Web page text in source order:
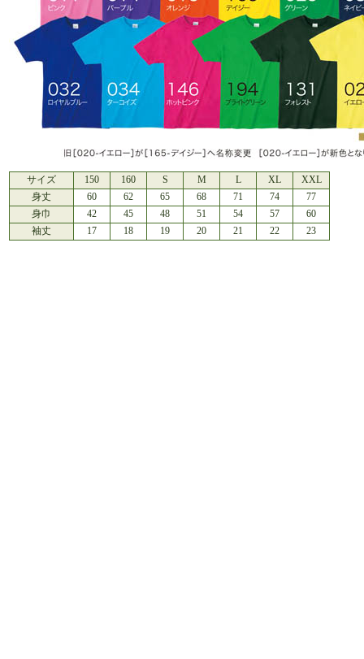
サイズ 150 160 S M L XL
XXL
身丈
60 62 65 68 71 74
77
身巾
42 45 48 51 54 57
60
袖丈
17 18 19 20 21 22 23